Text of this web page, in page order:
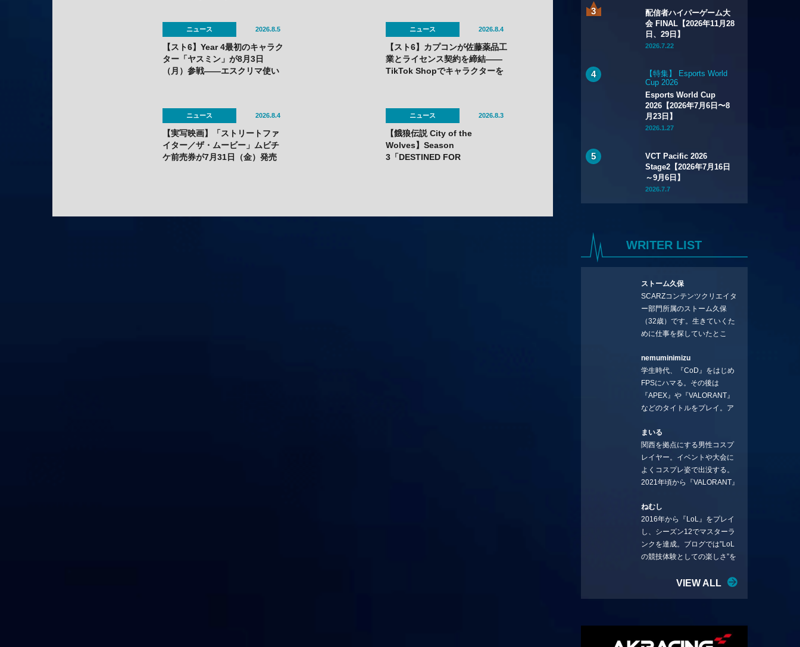
ニュース 2026.8.5
【スト6】Year 4最初のキャラク
ター「ヤスミン」が8月3日
（月）参戦——エスクリマ使い
ニュース 2026.8.4
【スト6】カプコンが佐藤薬品工
業とライセンス契約を締結——
TikTok Shopでキャラクターを
ニュース 2026.8.4
【実写映画】「ストリートファ
イター／ザ・ムービー」ムビチ
ケ前売券が7月31日（金）発売
ニュース 2026.8.3
【餓狼伝説 City of the
Wolves】Season
3「DESTINED FOR
配信者ハイパーゲーム大
会 FINAL【2026年11月28
日、29日】
2026.7.22
【特集】 Esports World
Cup 2026
Esports World Cup
2026【2026年7月6日〜8
月23日】
2026.1.27
VCT Pacific 2026
Stage2【2026年7月16日
～9月6日】
2026.7.7
WRITER LIST
ストーム久保
SCARZコンテンツクリエイタ
ー部門所属のストーム久保
（32歳）です。生きていくた
めに仕事を探していたとこ
コラムを連載させてもらえる
ことになりました。言いたい
ことを言っていきます。X：
https://x.com/stormKUBO
YouTube：
rmKUBO
nemuminimizu
学生時代、『CoD』をはじめ
FPSにハマる。その後は
『APEX』や『VALORANT』
などのタイトルをプレイ。ア
BGMなどを手掛ける作曲家と
フリーランスのライターの二
足の草鞋を履いて幅広く活動
中。無類のラーメン好き！
Twitter:@ongakucas
まいる
関西を拠点にする男性コスプ
レイヤー。イベントや大会に
よくコスプレ姿で出没する。
2021年頃から『VALORANT』
続ける。現在の推しチームは
「CREST GAMING」。X：
@mlunias（Photo by
Subaru.F.）
ねむし
2016年から『LoL』をプレイ
し、シーズン12でマスターラ
ンクを達成。ブログでは”LoL
の競技体験としての楽しさ”を
リーを愛し、元ADCメイン
VIEW ALL